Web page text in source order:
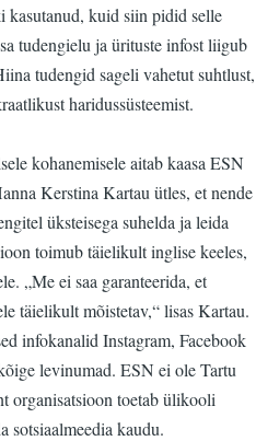
kasutanud, kuid siin pidid selle
tudengielu ja ürituste infost liigub
tudengid sageli vahetut suhtlust,
haridussüsteemist.
kohanemisele aitab kaasa ESN
Kerstina Kartau ütles, et nende
üksteisega suhelda ja leida
toimub täielikult inglise keeles,
„Me ei saa garanteerida, et
täielikult mõistetav,“ lisas Kartau.
infokanalid Instagram, Facebook
levinumad. ESN ei ole Tartu
organisatsioon toetab ülikooli
sotsiaalmeedia kaudu.